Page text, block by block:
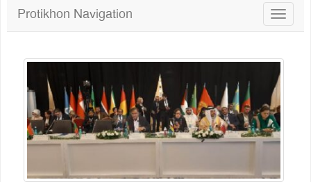
Toggle
Protikhon Navigation